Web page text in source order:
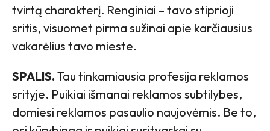
tvirtą charakterį. Renginiai – tavo stiprioji
sritis, visuomet pirma sužinai apie karčiausius
vakarėlius tavo mieste.
SPALIS. Tau tinkamiausia profesija reklamos
srityje. Puikiai išmanai reklamos subtilybes,
domiesi reklamos pasaulio naujovėmis. Be to,